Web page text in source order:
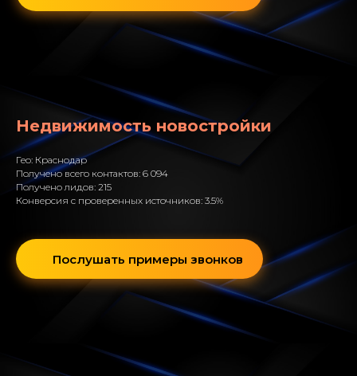
Недвижимость новостройки
Гео: Краснодар
Получено всего контактов: 6 094
Получено лидов: 215
Конверсия с проверенных источников: 3.5%
Послушать примеры звонков